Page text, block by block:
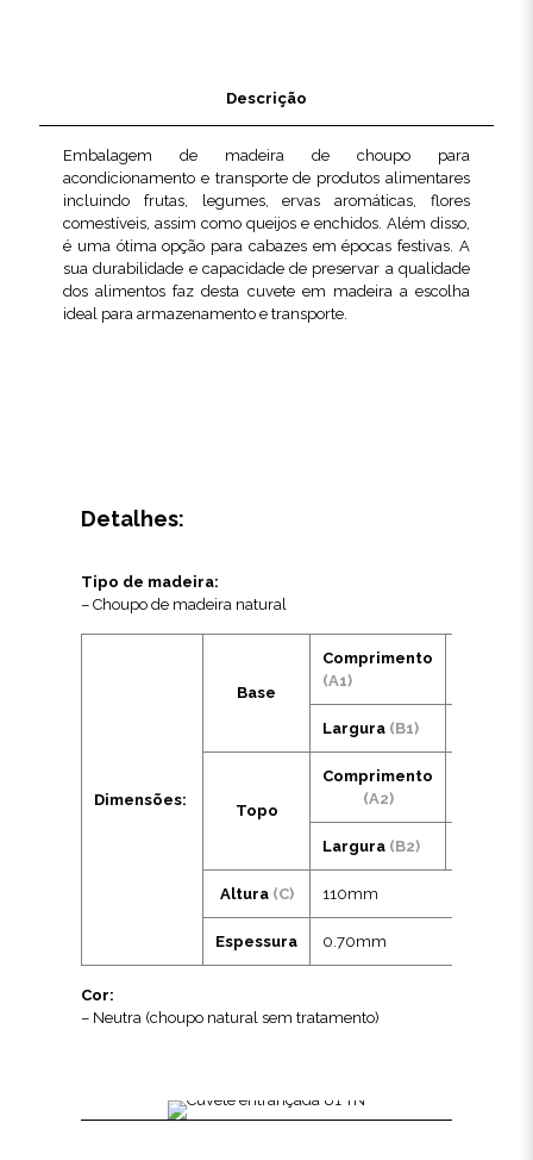
Descrição
Embalagem de madeira de choupo para
acondicionamento e transporte de produtos alimentares
incluindo frutas, legumes, ervas aromáticas, flores
comestíveis, assim como queijos e enchidos. Além disso,
é uma ótima opção para cabazes em épocas festivas. A
sua durabilidade e capacidade de preservar a qualidade
dos alimentos faz desta cuvete em madeira a escolha
ideal para armazenamento e transporte.
Detalhes:
Tipo de madeira:
– Choupo de madeira natural
Dimensões:
Base
Comprimento
(A1)
Largura (B1)
Topo
Comprimento
(A2)
Largura (B2)
Altura (C) 110mm
Espessura 0.70mm
Cor:
– Neutra (choupo natural sem tratamento)